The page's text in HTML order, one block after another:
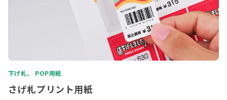
下げ札、 POP用紙
さげ札プリント用紙